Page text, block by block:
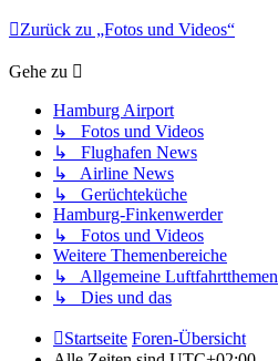
Zurück zu „Fotos und Videos“
Gehe zu
Hamburg Airport
↳ Fotos und Videos
↳ Flughafen News
↳ Airline News
↳ Gerüchteküche
Hamburg-Finkenwerder
↳ Fotos und Videos
Weitere Themenbereiche
↳ Allgemeine Luftfahrtthemen
↳ Dies und das
Startseite Foren-Übersicht